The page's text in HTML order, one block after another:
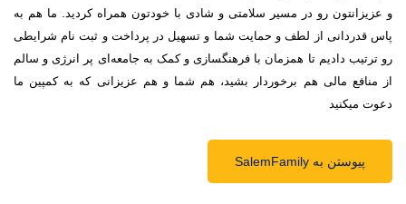
و عزیزانتون رو در مسیر سلامتی و شادی با خودتون همراه کردید. ما هم به
پاس قدردانی از لطف و حمایت شما و تسهیل در پرداخت و ثبت نام شرایطی
رو ترتیب دادیم تا همزمان با فرهنگسازی و کمک به جامعه‌ای پر انرژی و سالم
از منافع مالی هم برخوردار بشید، هم شما و هم عزیزانی که به کمپین ما
دعوت میکنید
پیوستن به SalemFamily